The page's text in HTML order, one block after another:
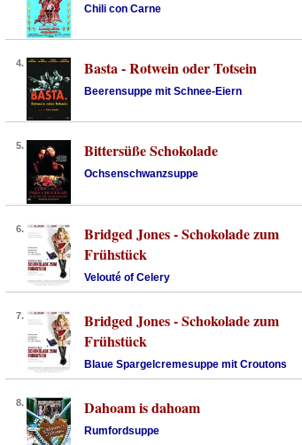
Chili con Carne
4. Basta - Rotwein oder Totsein
Beerensuppe mit Schnee-Eiern
5. Bittersüße Schokolade
Ochsenschwanzsuppe
6.
Bridged Jones - Schokolade zum
Frühstück
Velouté of Celery
7.
Bridged Jones - Schokolade zum
Frühstück
Blaue Spargelcremesuppe mit Croutons
8. Dahoam is dahoam
Rumfordsuppe